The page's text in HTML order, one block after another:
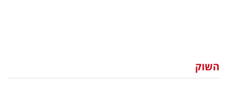
וצרכנות
השוק